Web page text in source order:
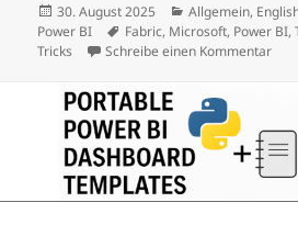
Veröffentlicht
am
30. August 2025 Kategorien
Allgemein,
Power BI
Schlagwörter
Fabric, Microsoft, Power BI,
Tricks
Schreibe einen Kommentarzu